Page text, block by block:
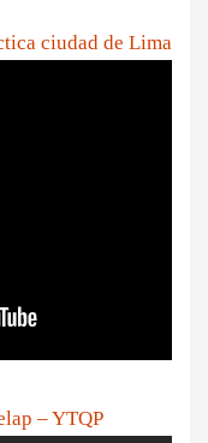
ciudad de Lima
– YTQP